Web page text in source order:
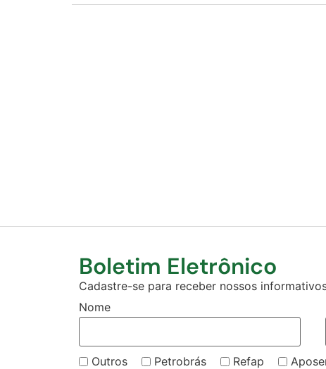
Boletim Eletrônico
Cadastre-se para receber nossos
Nome
Outros Petrobrás Refap